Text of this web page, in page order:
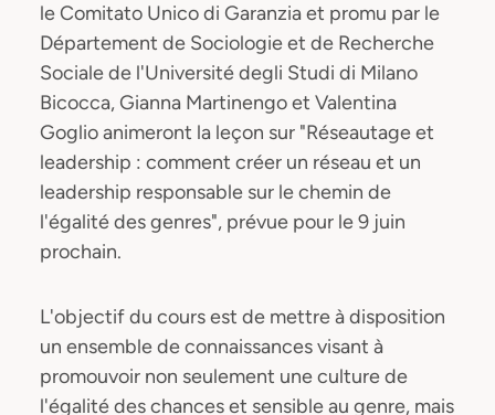
le Comitato Unico di Garanzia et promu par le
Département de Sociologie et de Recherche
Sociale de l'Université degli Studi di Milano
Bicocca, Gianna Martinengo et Valentina
Goglio animeront la leçon sur "Réseautage et
leadership : comment créer un réseau et un
leadership responsable sur le chemin de
l'égalité des genres", prévue pour le 9 juin
prochain.
L'objectif du cours est de mettre à disposition
un ensemble de connaissances visant à
promouvoir non seulement une culture de
l'égalité des chances et sensible au genre, mais